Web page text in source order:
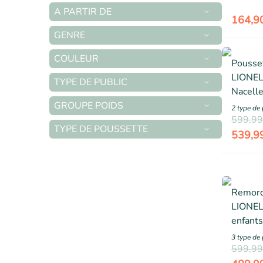
A PARTIR DE
GENRE
COULEUR
TYPE DE PUBLIC
GROUPE POIDS
TYPE DE POUSSETTE
Sac à
pluie -
2type de
tout
3type de